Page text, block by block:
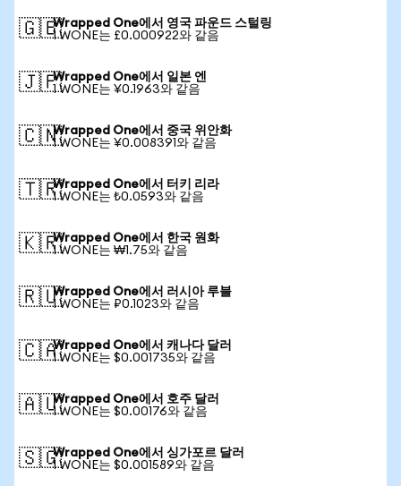
🇬🇧Wrapped One에서 영국 파운드 스털링
1 WONE는 £0.000922와 같음
🇯🇵Wrapped One에서 일본 엔
1 WONE는 ¥0.1963와 같음
🇨🇳Wrapped One에서 중국 위안화
1 WONE는 ¥0.008391와 같음
🇹🇷Wrapped One에서 터키 리라
1 WONE는 ₺0.0593와 같음
🇰🇷Wrapped One에서 한국 원화
1 WONE는 ₩1.75와 같음
🇷🇺Wrapped One에서 러시아 루블
1 WONE는 ₽0.1023와 같음
🇨🇦Wrapped One에서 캐나다 달러
1 WONE는 $0.001735와 같음
🇦🇺Wrapped One에서 호주 달러
1 WONE는 $0.00176와 같음
🇸🇬Wrapped One에서 싱가포르 달러
1 WONE는 $0.001589와 같음